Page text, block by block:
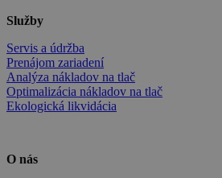
Služby
Servis a údržba
Prenájom zariadení
Analýza nákladov na tlač
Optimalizácia nákladov na tlač
Ekologická likvidácia
O nás